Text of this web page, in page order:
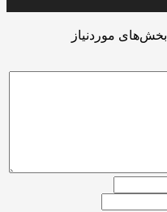
بخش‌های موردنیاز